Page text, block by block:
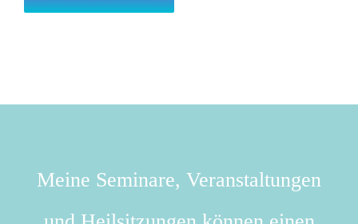
Meine Seminare, Veranstaltungen